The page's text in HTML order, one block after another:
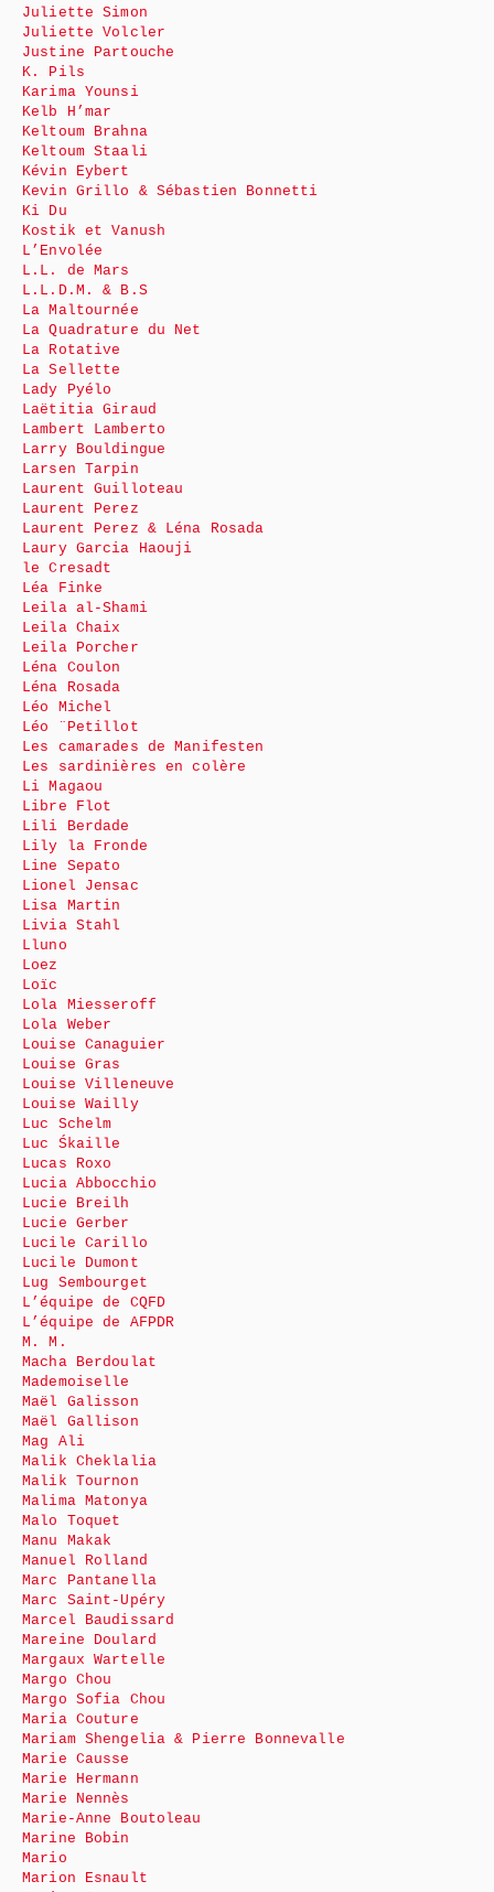
Juliette Simon
Juliette Volcler
Justine Partouche
K. Pils
Karima Younsi
Kelb H’mar
Keltoum Brahna
Keltoum Staali
Kévin Eybert
Kevin Grillo & Sébastien Bonnetti
Ki Du
Kostik et Vanush
L’Envolée
L.L. de Mars
L.L.D.M. & B.S
La Maltournée
La Quadrature du Net
La Rotative
La Sellette
Lady Pyélo
Laëtitia Giraud
Lambert Lamberto
Larry Bouldingue
Larsen Tarpin
Laurent Guilloteau
Laurent Perez
Laurent Perez & Léna Rosada
Laury Garcia Haouji
le Cresadt
Léa Finke
Leila al-Shami
Leila Chaix
Leila Porcher
Léna Coulon
Léna Rosada
Léo Michel
Léo ¨Petillot
Les camarades de Manifesten
Les sardinières en colère
Li Magaou
Libre Flot
Lili Berdade
Lily la Fronde
Line Sepato
Lionel Jensac
Lisa Martin
Livia Stahl
Lluno
Loez
Loïc
Lola Miesseroff
Lola Weber
Louise Canaguier
Louise Gras
Louise Villeneuve
Louise Wailly
Luc Schelm
Luc Śkaille
Lucas Roxo
Lucia Abbocchio
Lucie Breilh
Lucie Gerber
Lucile Carillo
Lucile Dumont
Lug Sembourget
L’équipe de CQFD
L’équipe de AFPDR
M. M.
Macha Berdoulat
Mademoiselle
Maël Galisson
Maël Gallison
Mag Ali
Malik Cheklalia
Malik Tournon
Malima Matonya
Malo Toquet
Manu Makak
Manuel Rolland
Marc Pantanella
Marc Saint-Upéry
Marcel Baudissard
Mareine Doulard
Margaux Wartelle
Margo Chou
Margo Sofia Chou
Maria Couture
Mariam Shengelia & Pierre Bonnevalle
Marie Causse
Marie Hermann
Marie Nennès
Marie-Anne Boutoleau
Marine Bobin
Mario
Marion Esnault